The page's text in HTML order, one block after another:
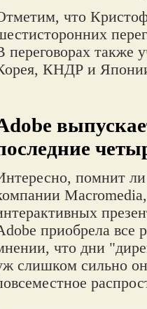
что
переговорах также
КНДР и
помнит ли
Macromedia,
приобрела все
что дни
слишком сильно он